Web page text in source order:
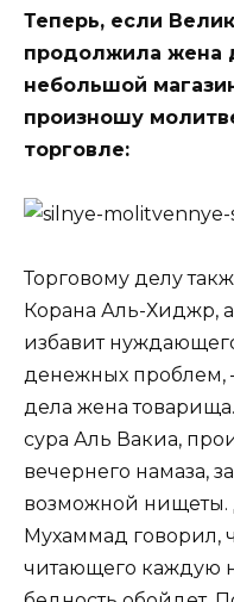
Теперь, если
продолжила жена
небольшой
произношу
торговле:
Торговому делу
Корана Аль-Хиджр,
избавит
денежных проблем,
дела жена
сура Аль Вакиа,
вечернего намаза,
возможной
Мухаммад говорил,
читающего каждую